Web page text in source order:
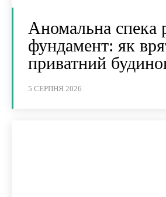
Аномальна спека
фундамент: як
приватний
5 СЕРПНЯ 2026